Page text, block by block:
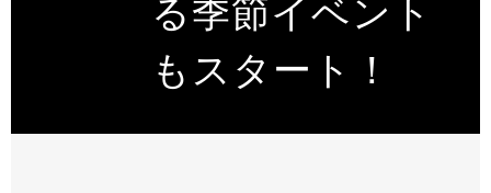
る季節イベント
もスタート！